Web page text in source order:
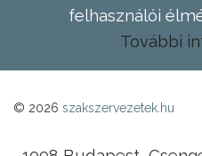
felhasználói
További
© 2026 szakszervezetek.hu